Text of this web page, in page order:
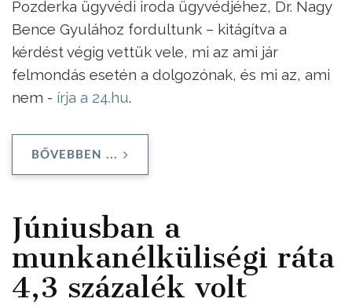
Pozderka ügyvédi iroda ügyvédjéhez, Dr. Nagy
Bence Gyulához fordultunk – kitágítva a
kérdést végig vettük vele, mi az ami jár
felmondás esetén a dolgozónak, és mi az, ami
nem - írja a 24.hu.
BŐVEBBEN ...
Júniusban a
munkanélküliségi ráta
4,3 százalék volt